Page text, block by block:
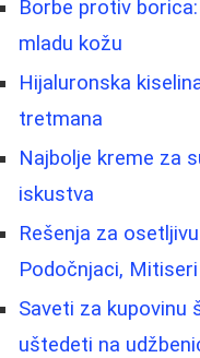
Borbe protiv
mladu kožu
Hijaluronska
tretmana
Najbolje kreme za
iskustva
Rešenja za
Podočnjaci, Mitiseri
Saveti za kupovinu
uštedeti na